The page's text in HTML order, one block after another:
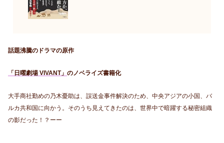
話題沸騰のドラマの原作
「日曜劇場 VIVANT」 のノベライズ書籍化
大手商社勤めの乃木憂助は、誤送金事件解決のため、中央アジアの小国、バ
ルカ共和国に向かう。そのうち見えてきたのは、世界中で暗躍する秘密組織
の影だった！？ーー